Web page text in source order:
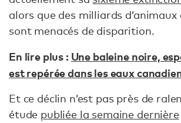
alors que des milliards
sont menacés de disparition.
En lire plus : Une baleine noire,
est repérée dans les eaux
Et ce déclin n’est pas près de
étude publiée la semaine dernière